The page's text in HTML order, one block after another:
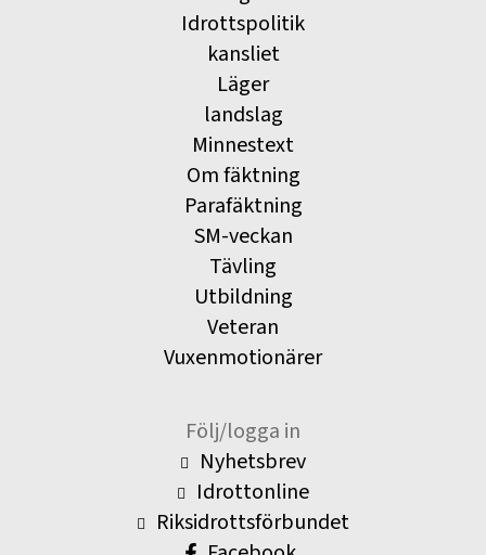
Idrottspolitik
kansliet
Läger
landslag
Minnestext
Om fäktning
Parafäktning
SM-veckan
Tävling
Utbildning
Veteran
Vuxenmotionärer
Följ/logga in
Nyhetsbrev
Idrottonline
Riksidrottsförbundet